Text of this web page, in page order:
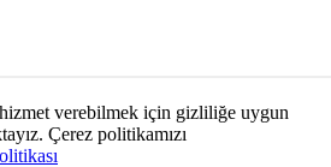
verebilmek için gizliliğe uygun
Çerez politikamızı